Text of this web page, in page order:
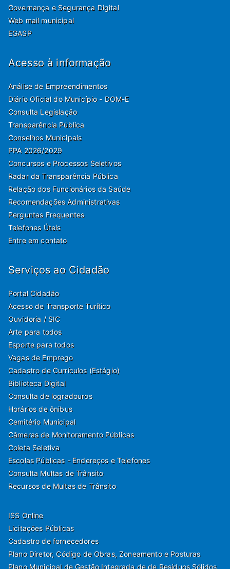
Governança e Segurança Digital
Web mail municipal
EGASP
Acesso à informação
Análise de Empreendimentos
Diário Oficial do Município - DOM-E
Consulta Legislação
Transparência Pública
Conselhos Municipais
PPA 2026/2029
Concursos e Processos Seletivos
Radar da Transparência Pública
Relação dos Funcionários da Saúde
Recomendações Administrativas
Perguntas Frequentes
Telefones Úteis
Entre em contato
Serviços ao Cidadão
Portal Cidadão
Acesso de Transporte Turítico
Ouvidoria / SIC
Arte para todos
Esporte para todos
Vagas de Emprego
Cadastro de Currículos (Estágio)
Biblioteca Digital
Consulta de logradouros
Horários de ônibus
Cemitério Municipal
Câmeras de Monitoramento Públicas
Coleta Seletiva
Escolas Públicas - Endereços e Telefones
Consulta Multas de Trânsito
Recursos de Multas de Trânsito
ISS Online
Licitações Públicas
Cadastro de fornecedores
Plano Diretor, Código de Obras, Zoneamento e Posturas
Plano Municipal de Gestão Integrada de de Resíduos Sólidos